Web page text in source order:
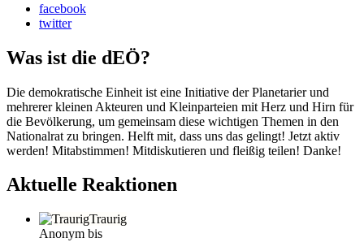
facebook
twitter
Was ist die dEÖ?
Die demokratische Einheit ist eine Initiative der Planetarier und
mehrerer kleinen Akteuren und Kleinparteien mit Herz und Hirn für
die Bevölkerung, um gemeinsam diese wichtigen Themen in den
Nationalrat zu bringen. Helft mit, dass uns das gelingt! Jetzt aktiv
werden! Mitabstimmen! Mitdiskutieren und fleißig teilen! Danke!
Aktuelle Reaktionen
Traurig
Anonym bis